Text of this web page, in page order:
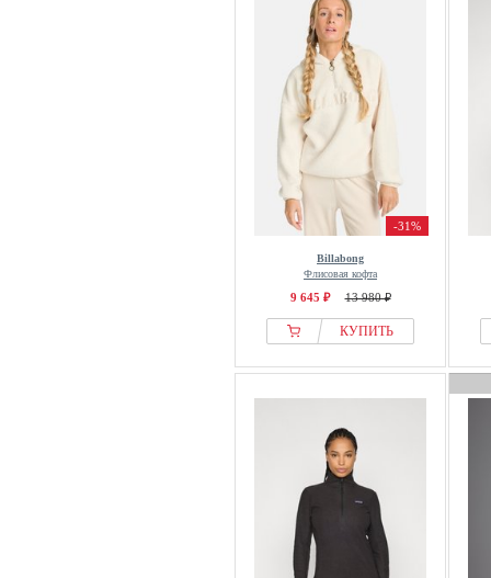
-31%
Billabong
Флисовая кофта
9 645 ₽ 13 980 ₽
КУПИТЬ